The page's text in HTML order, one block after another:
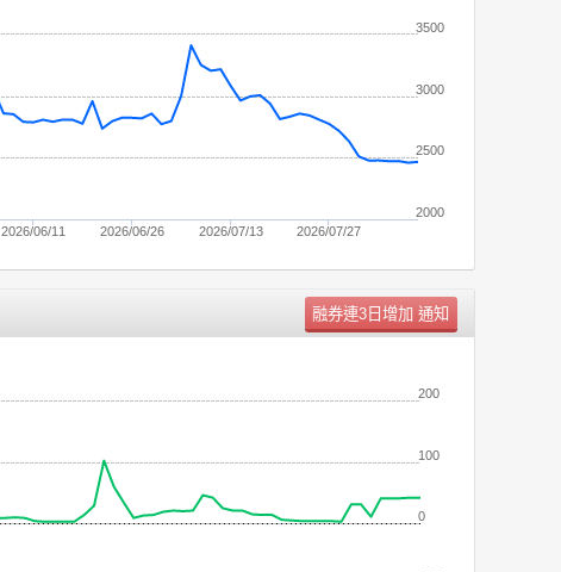
2026/06/11 2026/06/26 2026/07/13 2026/07/27
2000
2500
3000
3500
單位：張
0
100
200